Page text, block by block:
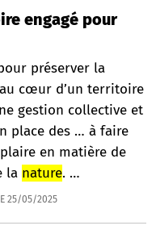
engagé pour
préserver la
cœur d’un territoire
gestion collective et
place des … à faire
en matière de
la nature. …
25/05/2025